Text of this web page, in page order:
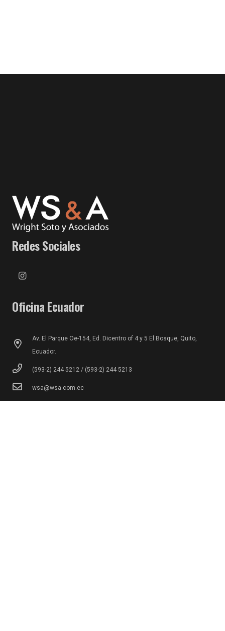
Redes Sociales
Oficina Ecuador
Av. El Parque Oe-154, Ed. Dicentro of 4 y 5 El Bosque, Quito,
Ecuador.
(593-2) 244 5212 / (593-2) 244 5213
wsa@wsa.com.ec